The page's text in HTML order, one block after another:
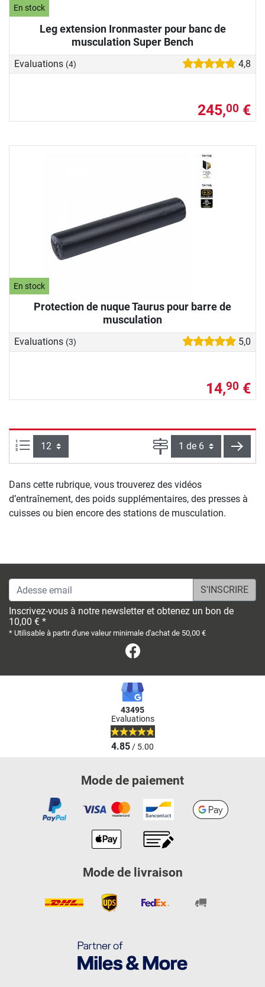
En stock
Leg extension Ironmaster pour banc de
musculation Super Bench
Evaluations (4) 4,8
245,00 €
En stock
Protection de nuque Taurus pour barre de
musculation
Evaluations (3) 5,0
14,90 €
Articles par page : Page
Dans cette rubrique, vous trouverez des vidéos
d’entraînement, des poids supplémentaires, des presses à
cuisses ou bien encore des stations de musculation.
Adesse email
Inscrivez-vous à notre newsletter et obtenez un bon de
10,00 € *
* Utilisable à partir d'une valeur minimale d'achat de 50,00 €
43495
Evaluations
4.85/ 5.00
Mode de paiement
Mode de livraison